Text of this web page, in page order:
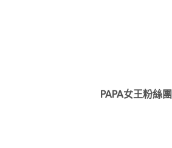
PAPA女王粉絲團